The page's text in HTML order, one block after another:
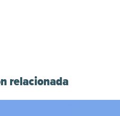
relacionada